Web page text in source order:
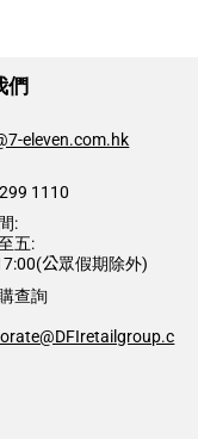
們
eleven.com.hk
1110
:
五:
公眾假期除外)
查詢